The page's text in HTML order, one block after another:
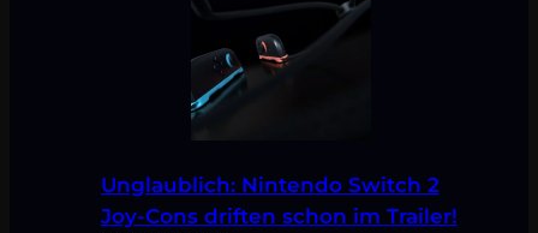
Unglaublich: Nintendo Switch 2
Joy-Cons driften schon im Trailer!